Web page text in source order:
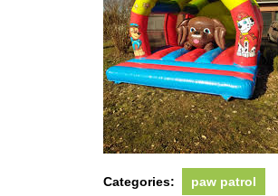
Categories: paw patrol